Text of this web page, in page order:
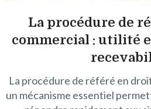
La procédure de
commercial : utilité
La procédure de référé en
un mécanisme essentiel